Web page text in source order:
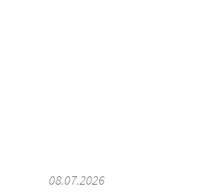
08.07.2026